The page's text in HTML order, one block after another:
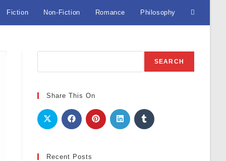
Fiction Non-Fiction Romance Philosophy Toggle
SEARCH
Share This On
Recent Posts